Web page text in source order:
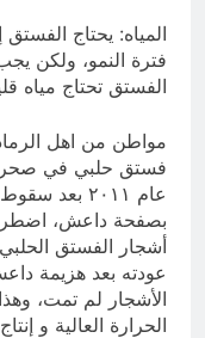
المياه: يحتاج
فترة النمو، ولكن
الفستق تحتاج مياه
فستق حلبي في
عام ٢٠١١
بصفحة داعش، اضطر
أشجار الفستق
الأشجار لم تمت،